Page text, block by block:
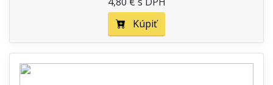
Kúpiť